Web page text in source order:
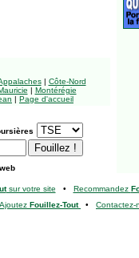
| Côte-Nord
| Montérégie
| Page d'accueil
sur votre site • Recommandez
Ajoutez Fouillez-Tout • Contactez-